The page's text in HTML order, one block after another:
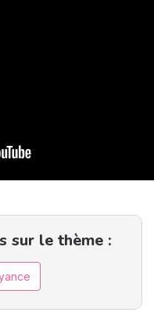
sur le thème :